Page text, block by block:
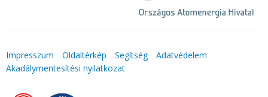
Impresszum Oldaltérkép Segítség
Adatvédelem
Akadálymentesítési nyilatkozat